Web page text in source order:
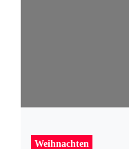
Weihnachten